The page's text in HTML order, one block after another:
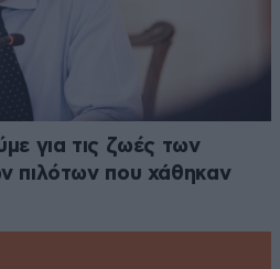
για τις ζωές των
πιλότων που χάθηκαν